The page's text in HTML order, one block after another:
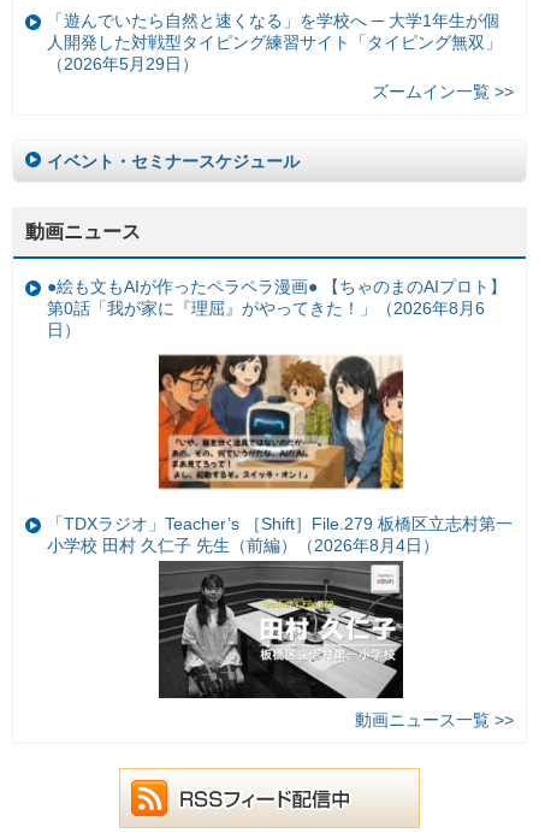
「遊んでいたら自然と速くなる」を学校へ ─ 大学1年生が個
人開発した対戦型タイピング練習サイト「タイピング無双」
（2026年5月29日）
ズームイン一覧 >>
イベント・セミナースケジュール
動画ニュース
●絵も文もAIが作ったペラペラ漫画● 【ちゃのまのAIプロト】
第0話「我が家に『理屈』がやってきた！」（2026年8月6
日）
「TDXラジオ」Teacher’s ［Shift］File.279 板橋区立志村第一
小学校 田村 久仁子 先生（前編）（2026年8月4日）
動画ニュース一覧 >>